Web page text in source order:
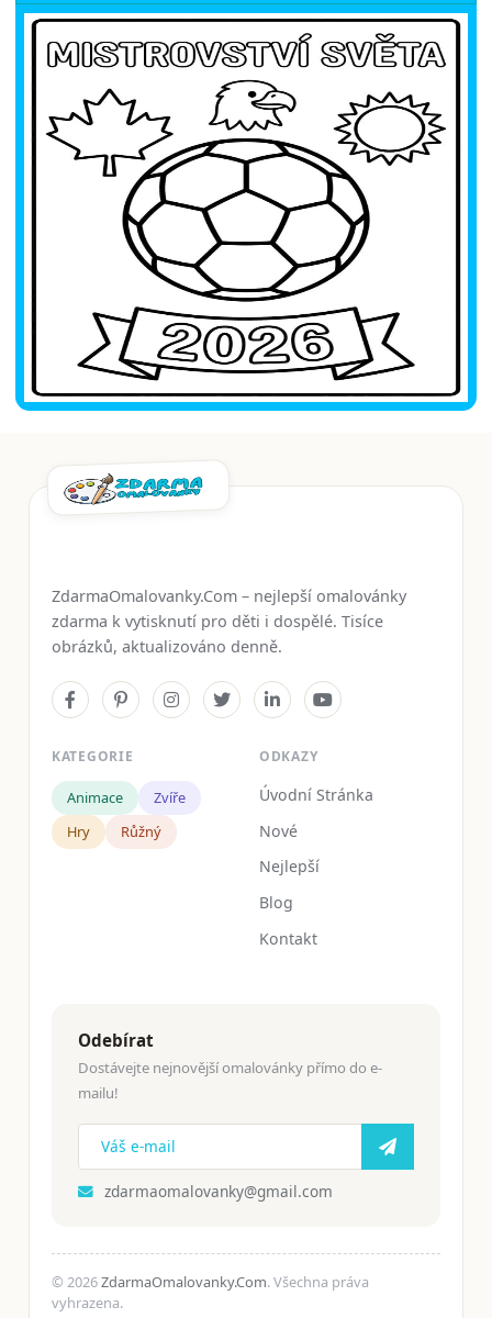
ZdarmaOmalovanky.Com – nejlepší omalovánky
zdarma k vytisknutí pro děti i dospělé. Tisíce
obrázků, aktualizováno denně.
KATEGORIE
Animace
Zvíře
Hry
Růžný
ODKAZY
Úvodní Stránka
Nové
Nejlepší
Blog
Kontakt
Odebírat
Dostávejte nejnovější omalovánky přímo do e-
mailu!
zdarmaomalovanky@gmail.com
© 2026ZdarmaOmalovanky.Com. Všechna práva
vyhrazena.